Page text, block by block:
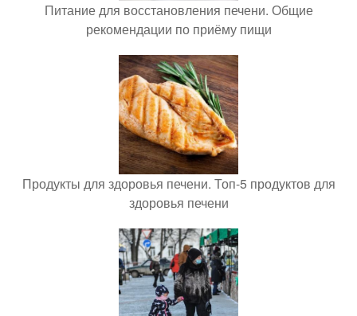
Питание для восстановления печени. Общие
рекомендации по приёму пищи
Продукты для здоровья печени. Топ-5 продуктов для
здоровья печени